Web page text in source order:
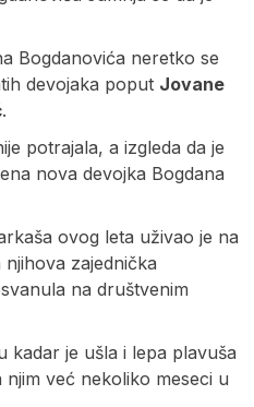
Bogdanovića neretko se
devojaka poput Jovane
.
potrajala, a izgleda da je
nova devojka Bogdana
ovog leta uživao je na
njihova zajednička
na društvenim
kadar je ušla i lepa plavuša
njim već nekoliko meseci u